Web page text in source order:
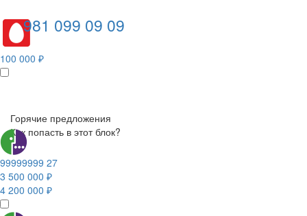
981 099 09 09
100 000 ₽
Горячие предложения
Как попасть в этот блок?
99999999 27
3 500 000 ₽
4 200 000 ₽